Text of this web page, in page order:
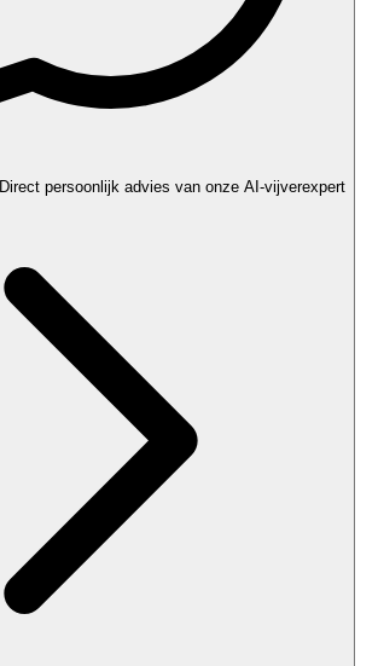
Direct persoonlijk advies van onze AI-vijverexpert